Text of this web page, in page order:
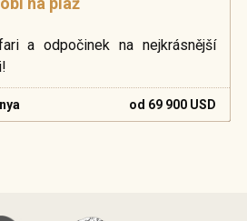
a odpočinek na nejkrásnější
od 69 900 USD